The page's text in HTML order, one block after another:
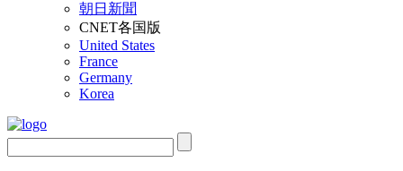
朝日新聞
CNET各国版
United States
France
Germany
Korea